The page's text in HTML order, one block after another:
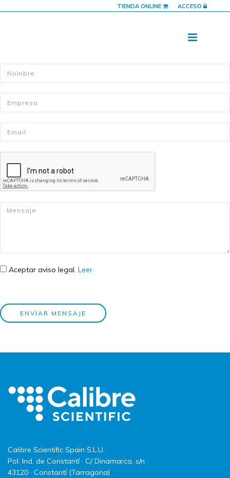
TIENDA ONLINE ACCESO
Nombre
Empresa
Email *
Mensaje*
Aviso legal*
Aceptar aviso legal. Leer
ENVIAR MENSAJE
Calibre Scientific Spain S.L.U.
Pol. Ind. de Constantí · C/ Dinamarca, s/n
43120 · Constantí (Tarragona)